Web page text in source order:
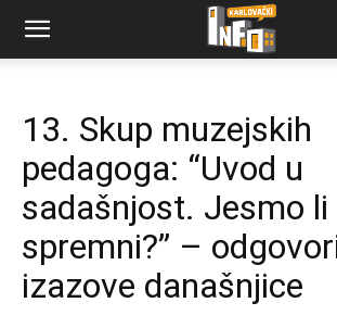
13. Skup muzejskih
pedagoga: “Uvod u
sadašnjost. Jesmo li
spremni?” –
izazove današnjice